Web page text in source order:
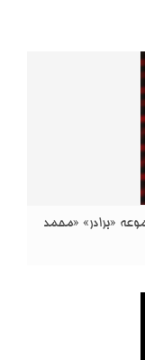
«برادر» «محمد